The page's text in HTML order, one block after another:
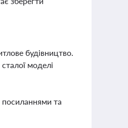
будівництво.
моделі
та